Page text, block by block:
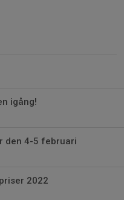
igång!
den 4-5 februari
2022